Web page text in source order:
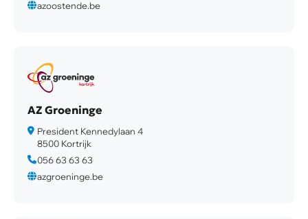
azoostende.be
AZ Groeninge
President Kennedylaan 4
8500 Kortrijk
056 63 63 63
azgroeninge.be